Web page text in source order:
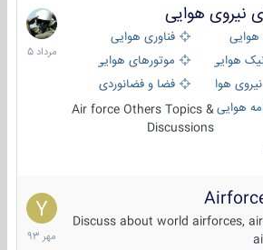
هوایی
فناوری هوایی
هوایی
موتورهای هوایی
هوایی
فضا و فضانوردی
هواییAir force Others Topics &
Discussions
2
مرداد
1405
Discuss about world airforces,
15
مهر
1393